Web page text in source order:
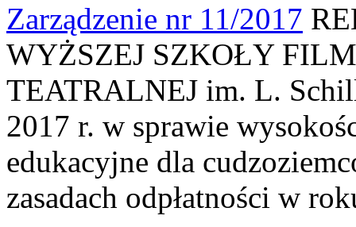
Zarządzenie nr 11/2017
WYŻSZEJ SZKOŁY
TEATRALNEJ im. L.
2017 r. w sprawie
edukacyjne dla
zasadach odpłatności w